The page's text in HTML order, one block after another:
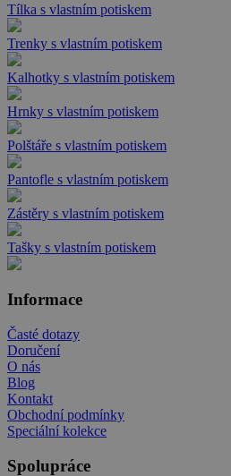
Tílka s vlastním potiskem
Trenky s vlastním potiskem
Kalhotky s vlastním potiskem
Hrnky s vlastním potiskem
Polštáře s vlastním potiskem
Pantofle s vlastním potiskem
Zástěry s vlastním potiskem
Tašky s vlastním potiskem
Informace
Časté dotazy
Doručení
O nás
Blog
Kontakt
Obchodní podmínky
Speciální kolekce
Spolupráce